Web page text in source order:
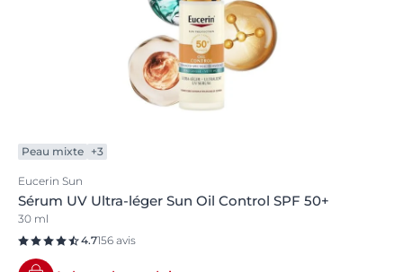
Peau mixte +3
Eucerin Sun
Sérum UV Ultra-léger Sun Oil Control SPF 50+
30 ml
4.7156 avis